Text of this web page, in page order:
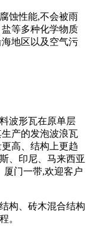
蚀性能,不会被雨
等多种化学物质
地区以及空气污
波形瓦在原单层
产的发泡波浪瓦
高、结构上更趋
、印尼、马来西亚
厦门一带,欢迎客户
构、砖木混合结构
。